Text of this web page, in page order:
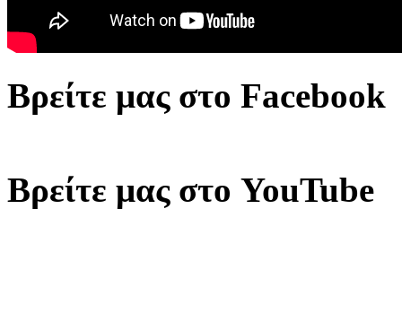
Βρείτε μας στο Facebook
Βρείτε μας στο YouTube